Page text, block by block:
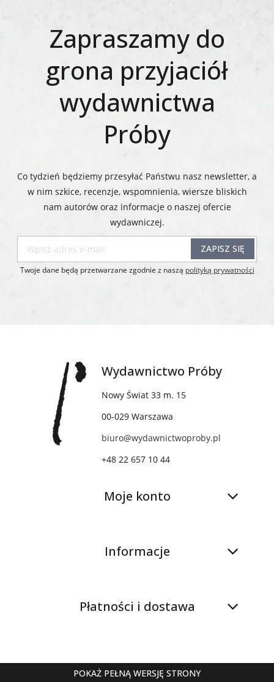
Zapraszamy do
grona przyjaciół
wydawnictwa
Próby
Co tydzień będziemy przesyłać Państwu nasz newsletter, a
w nim szkice, recenzje, wspomnienia, wiersze bliskich
nam autorów oraz informacje o naszej ofercie
wydawniczej.​​​​​​​
ZAPISZ SIĘ
Twoje dane będą przetwarzane zgodnie z naszą polityką prywatności
Wydawnictwo Próby
Nowy Świat 33 m. 15
00-029 Warszawa
biuro@wydawnictwoproby.pl
+48 22 657 10 44
Moje konto
Informacje
Płatności i dostawa
POKAŻ PEŁNĄ WERSJĘ STRONY